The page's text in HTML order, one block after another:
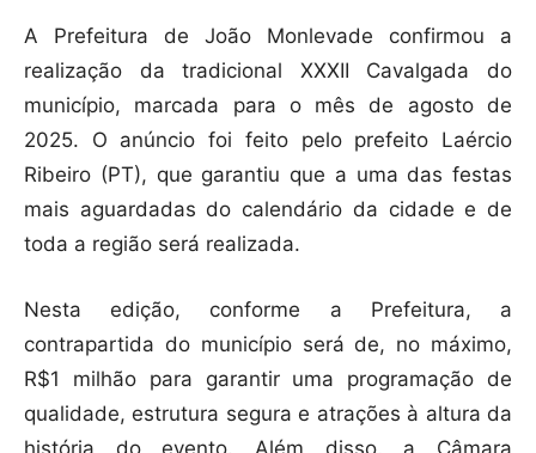
A Prefeitura de João Monlevade confirmou a
realização da tradicional XXXII Cavalgada do
município, marcada para o mês de agosto de
2025. O anúncio foi feito pelo prefeito Laércio
Ribeiro (PT), que garantiu que a uma das festas
mais aguardadas do calendário da cidade e de
toda a região será realizada.
Nesta edição, conforme a Prefeitura, a
contrapartida do município será de, no máximo,
R$1 milhão para garantir uma programação de
qualidade, estrutura segura e atrações à altura da
história do evento. Além disso, a Câmara